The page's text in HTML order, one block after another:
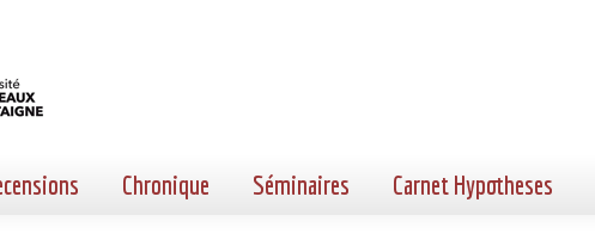
Chronique Séminaires Carnet Hypotheses